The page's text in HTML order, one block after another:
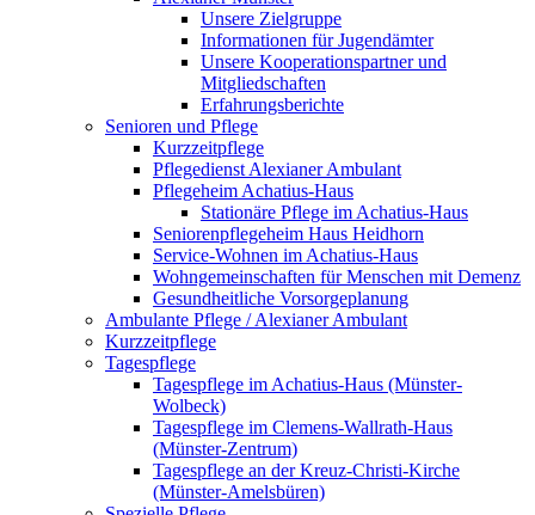
Unsere Zielgruppe
Informationen für Jugendämter
Unsere Kooperationspartner und
Mitgliedschaften
Erfahrungsberichte
Senioren und Pflege
Kurzzeitpflege
Pflegedienst Alexianer Ambulant
Pflegeheim Achatius-Haus
Stationäre Pflege im Achatius-Haus
Seniorenpflegeheim Haus Heidhorn
Service-Wohnen im Achatius-Haus
Wohngemeinschaften für Menschen mit Demenz
Gesundheitliche Vorsorgeplanung
Ambulante Pflege / Alexianer Ambulant
Kurzzeitpflege
Tagespflege
Tagespflege im Achatius-Haus (Münster-
Wolbeck)
Tagespflege im Clemens-Wallrath-Haus
(Münster-Zentrum)
Tagespflege an der Kreuz-Christi-Kirche
(Münster-Amelsbüren)